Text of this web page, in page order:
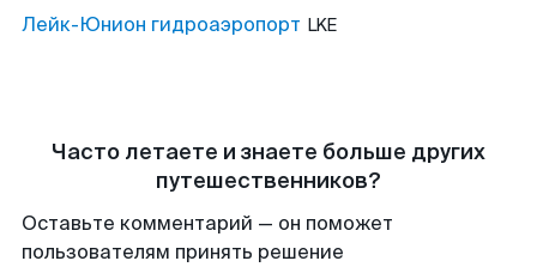
Лейк-Юнион гидроаэропорт LKE
Часто летаете и знаете больше других
путешественников?
Оставьте комментарий — он поможет
пользователям принять решение